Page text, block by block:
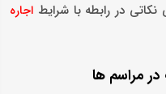
در رابطه با شرایط اجاره
مراسم ها